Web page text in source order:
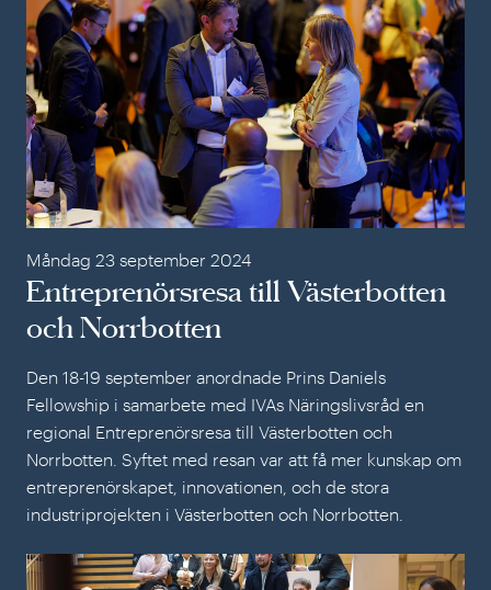
Måndag 23 september 2024
Entreprenörsresa till Västerbotten
och Norrbotten
Den 18-19 september anordnade Prins Daniels
Fellowship i samarbete med IVAs Näringslivsråd en
regional Entreprenörsresa till Västerbotten och
Norrbotten. Syftet med resan var att få mer kunskap om
entreprenörskapet, innovationen, och de stora
industriprojekten i Västerbotten och Norrbotten.